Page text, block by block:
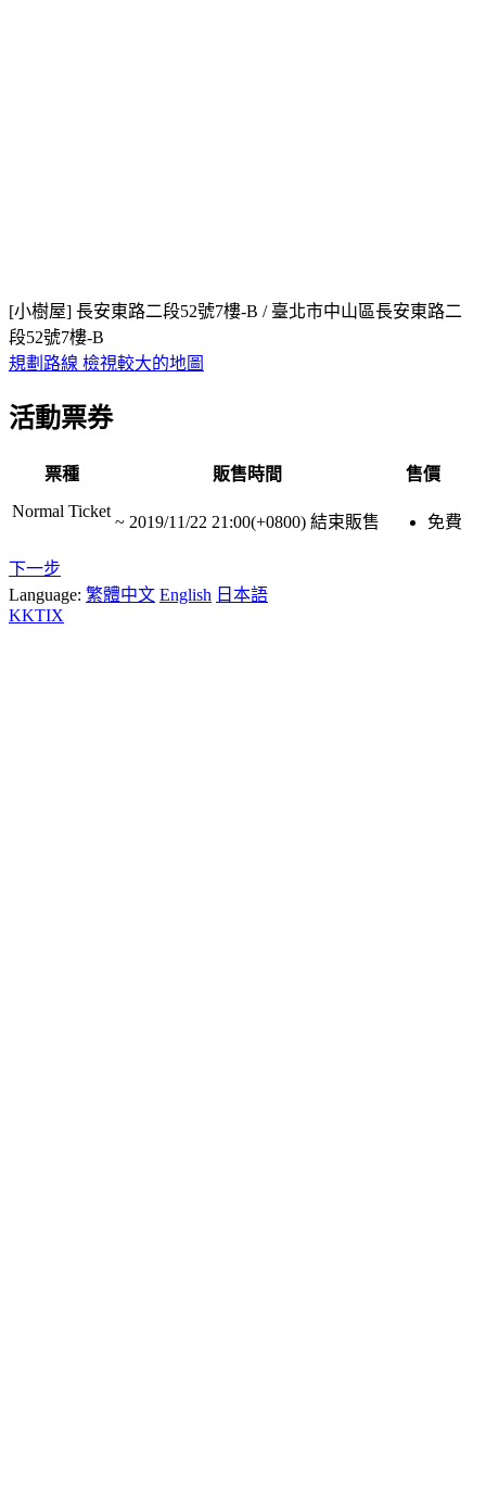
[小樹屋] 長安東路二段52號7樓-B / 臺北市中山區長安東路二
段52號7樓-B
規劃路線 檢視較大的地圖
活動票券
票種 販售時間
售價
Normal Ticket
~ 2019/11/22 21:00(+0800) 結束販售 免費
下一步
Language: 繁體中文 English 日本語
KKTIX